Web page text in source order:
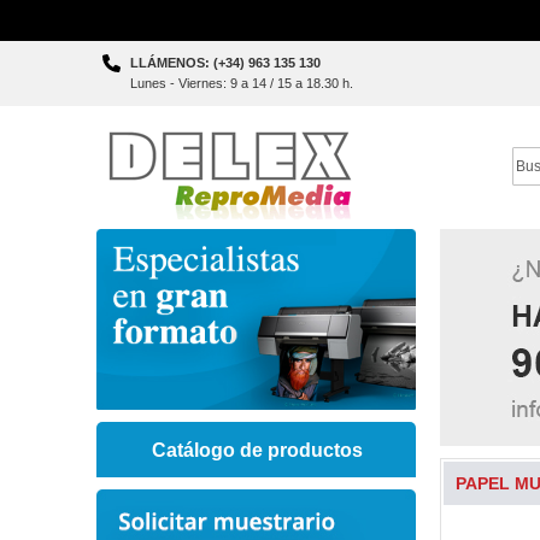
Skip
LLÁMENOS: (+34) 963 135 130
Lunes - Viernes: 9 a 14 / 15 a 18.30 h.
PAPEL
Catálogo de productos